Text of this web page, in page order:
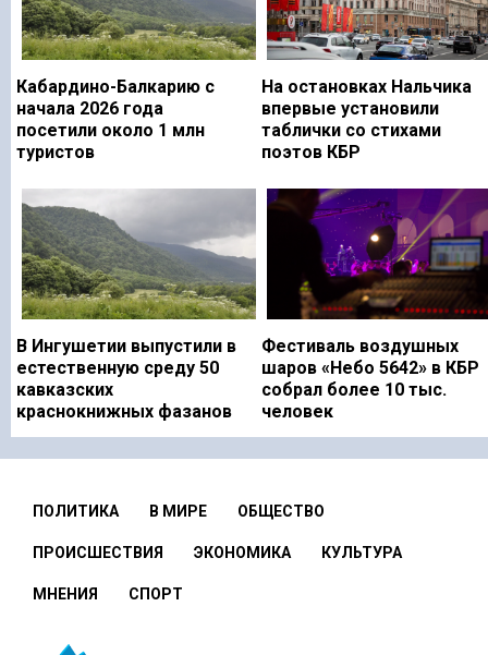
Кабардино-Балкарию с
начала 2026 года
посетили около 1 млн
туристов
На остановках Нальчика
впервые установили
таблички со стихами
поэтов КБР
В Ингушетии выпустили в
естественную среду 50
кавказских
краснокнижных фазанов
Фестиваль воздушных
шаров «Небо 5642» в КБР
собрал более 10 тыс.
человек
ПОЛИТИКА В МИРЕ ОБЩЕСТВО
ПРОИСШЕСТВИЯ ЭКОНОМИКА КУЛЬТУРА
МНЕНИЯ СПОРТ